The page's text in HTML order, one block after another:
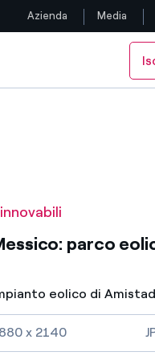
Seguici
LinkedIn
TikTok
Azienda Media
parco
eolico di
dell'immagine
x 2140